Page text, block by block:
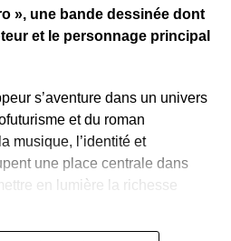
», une bande dessinée dont
et le personnage principal
s’aventure dans un univers
et du roman
musique, l’identité et
une place centrale dans
en lumière la richesse